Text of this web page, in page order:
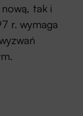
tak i
r. wymaga